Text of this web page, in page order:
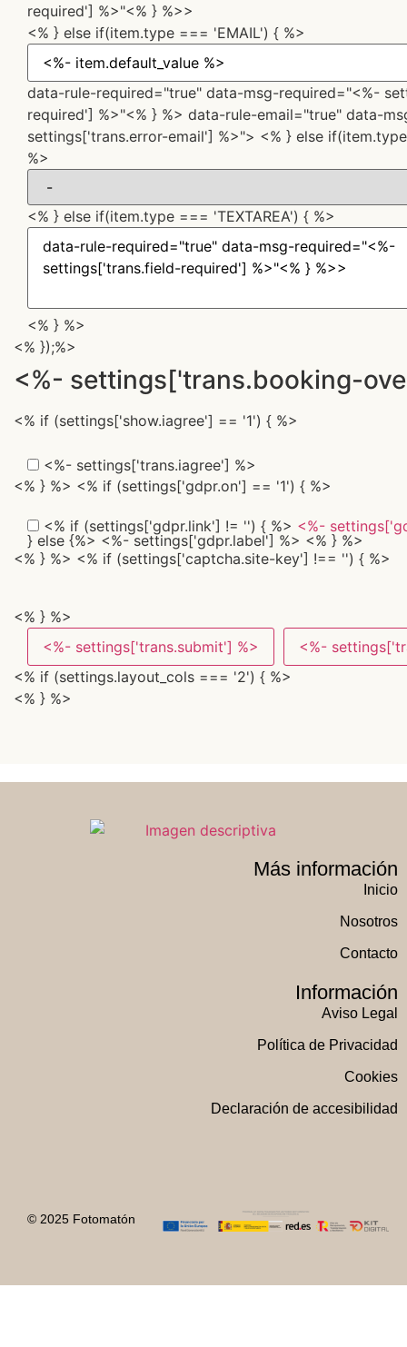
required'] %>"<% } %>>
<% } else if(item.type === 'EMAIL') { %>
data-rule-required="true" data-msg-required="<%-
required'] %>"<% } %> data-rule-email="true" data-
settings['trans.error-email'] %>"> <% } else
%>
<% } else if(item.type === 'TEXTAREA') { %>
<% } %>
<% });%>
<%- settings['trans.booking-
<% if (settings['show.iagree'] == '1') { %>
<%- settings['trans.iagree'] %>
<% } %> <% if (settings['gdpr.on'] == '1') { %>
<% if (settings['gdpr.link'] != '') { %> <%-
} else {%> <%- settings['gdpr.label'] %> <% } %>
<% } %> <% if (settings['captcha.site-key'] !== '') { %>
<% } %>
<%- settings['trans.submit'] %>
<%-
<% if (settings.layout_cols === '2') { %>
<% } %>
Más información
Inicio
Nosotros
Contacto
Información
Aviso Legal
Política de Privacidad
Cookies
Declaración de accesibilidad
© 2025 Fotomatón